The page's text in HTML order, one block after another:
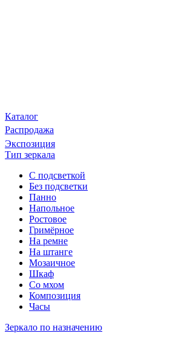
Каталог
Распродажа
Экспозиция
Тип зеркала
С подсветкой
Без подсветки
Панно
Напольное
Ростовое
Гримёрное
На ремне
На штанге
Мозаичное
Шкаф
Со мхом
Композиция
Часы
Зеркало по назначению